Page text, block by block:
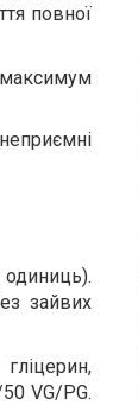
повної
одиниць).
зайвих
VG/PG.